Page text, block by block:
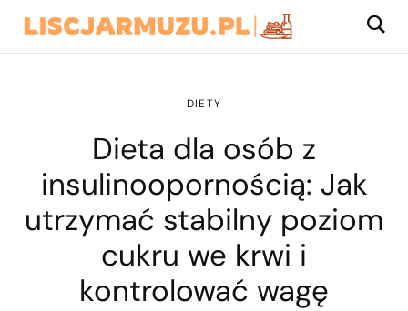
DIETY
Dieta dla osób z
insulinoopornością: Jak
utrzymać stabilny poziom
cukru we krwi i
kontrolować wagę